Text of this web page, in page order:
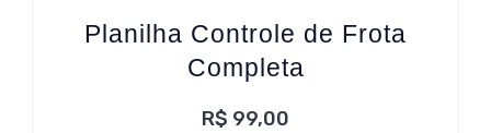
Planilha Controle de Frota
Completa
R$ 99,00